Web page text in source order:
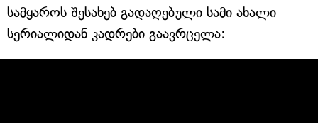
სამყაროს შესახებ გადაღებული სამი ახალი
სერიალიდან კადრები გაავრცელა: